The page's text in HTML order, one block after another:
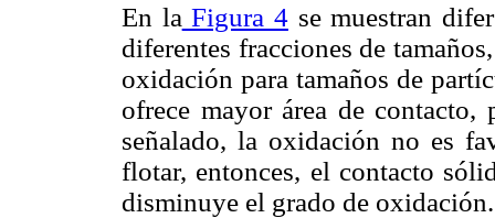
En la Figura 4se muestran
diferentes fracciones de
oxidación para tamaños de
ofrece mayor área de
señalado, la oxidación no es
flotar, entonces, el contacto
disminuye el grado de oxidación.